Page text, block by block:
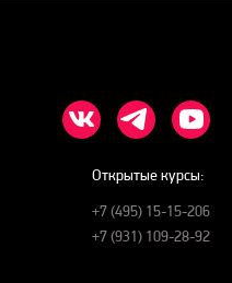
Открытые курсы:
+7 (495) 15-15-206
+7 (931) 109-28-92